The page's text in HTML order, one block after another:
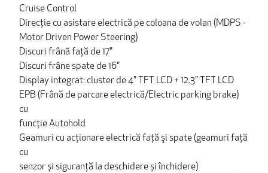
Cruise Control
Direcţie cu asistare electrică pe coloana de volan (MDPS -
Motor Driven Power Steering)
Discuri frână faţă de 17"
Discuri frâne spate de 16"
Display integrat: cluster de 4" TFT LCD + 12.3" TFT LCD
EPB (Frână de parcare electrică/Electric parking brake)
cu
funcţie Autohold
Geamuri cu acționare electrică faţă şi spate (geamuri față
cu
senzor și siguranță la deschidere și închidere)